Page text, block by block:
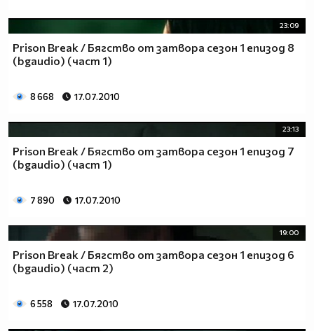
23:09
Prison Break / Бягство от затвора сезон 1 епизод 8
(bgaudio) (част 1)
8 668 17.07.2010
23:13
Prison Break / Бягство от затвора сезон 1 епизод 7
(bgaudio) (част 1)
7 890 17.07.2010
19:00
Prison Break / Бягство от затвора сезон 1 епизод 6
(bgaudio) (част 2)
6 558 17.07.2010